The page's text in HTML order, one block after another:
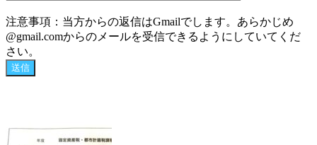
注意事項：当方からの返信はGmailでします。あらかじめ
@gmail.comからのメールを受信できるようにしていてくだ
さい。